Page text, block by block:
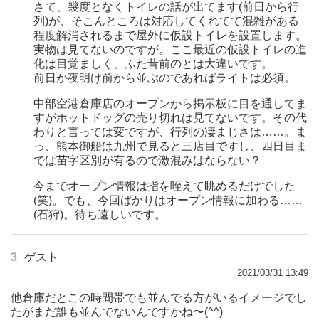
さて、幾度となくトイレの話が出てます(前日から行
列)が、そこんところは対応してくれてて混雑がある
程度解消されるまで屋外に仮設トイレを設置します。
実物は見てないのですが。ここ最近の仮設トイレの進
化は目覚ましく、ふた昔前のとは大違いです。
前日か夜明け前から並ぶのであればライトは必須。
中部空港倉庫店のオープンから掲示板に目を通してま
すがホットドッグの売り切れは見てないです。その代
わりと言っては変ですが、行列の凄まじさは……。ま
っ、熊本御船は九州で見ると三店目ですし、四日目ま
では苗字区別が有るので激混みはならない？
今までオープン情報は指を咥えて眺めるだけでした
(笑)。でも、今回ばかりはオープン情報に加わる……
(石狩)。待ち遠しいです。
3 ゲスト
2021/03/31 13:49
他倉庫だとこの時間帯でも並んでる方がいるイメージでし
たがまだ誰も並んでないんですかね〜(^^)